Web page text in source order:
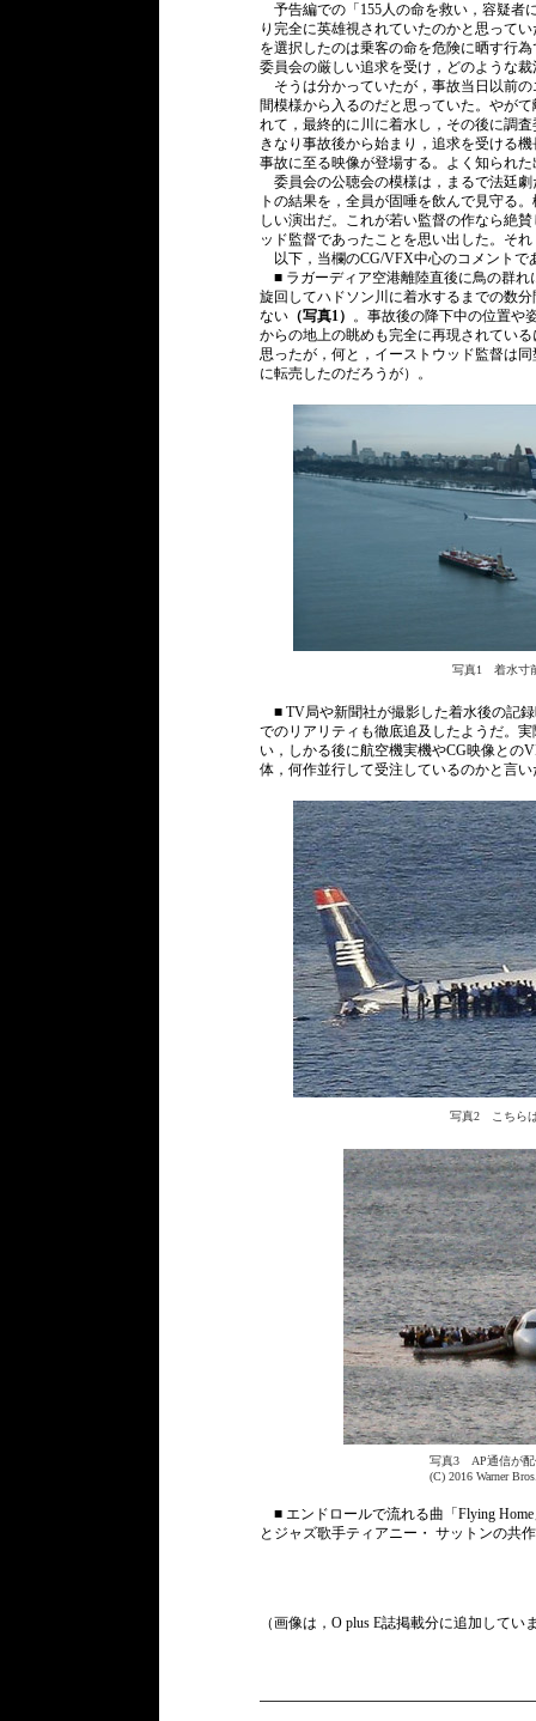
予告編での「155人の命を救い，容疑者
り完全に英雄視されていたのかと思って
を選択したのは乗客の命を危険に晒す行
委員会の厳しい追求を受け，どのような
そうは分かっていたが，事故当日以前
間模様から入るのだと思っていた。やが
れて，最終的に川に着水し，その後に調
きなり事故後から始まり，追求を受ける
事故に至る映像が登場する。よく知られ
委員会の公聴会の模様は，まるで法廷
トの結果を，全員が固唾を飲んで見守る
しい演出だ。これが若い監督の作なら絶
ッド監督であったことを思い出した。そ
以下，当欄のCG/VFX中心のコメントで
■ ラガーディア空港離陸直後に鳥の群れ
旋回してハドソン川に着水するまでの数
ない （写真1） 。事故後の降下中の位置や
からの地上の眺めも完全に再現されてい
思ったが，何と，イーストウッド監督は
に転売したのだろうが）。
写真1 着水寸
■ TV局や新聞社が撮影した着水後の記
でのリアリティも徹底追及したようだ。
い，しかる後に航空機実機やCG映像との
体，何作並行して受注しているのかと言
写真2 こちら
写真3 AP通信が配
(C) 2016 Warner
■ エンドロールで流れる曲「Flying
とジャズ歌手ティアニー・ サットンの共
（画像は，O plus E誌掲載分に追加してい